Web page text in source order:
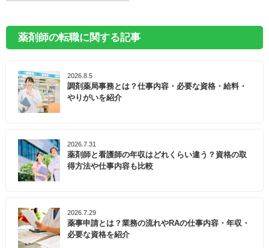
薬剤師の転職に関する記事
2026.8.5
調剤薬局事務とは？仕事内容・必要な資格・給料・
やりがいを紹介
2026.7.31
薬剤師と看護師の年収はどれくらい違う？資格の取
得方法や仕事内容も比較
2026.7.29
薬事申請とは？業務の流れやRAの仕事内容・年収・
必要な資格を紹介